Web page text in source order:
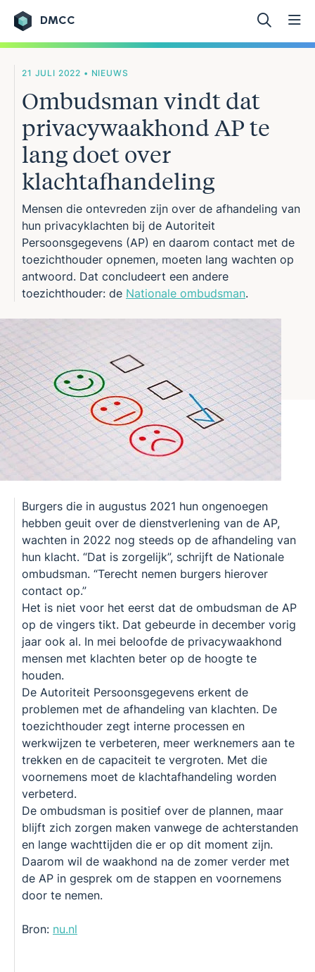
DMCC
21 JULI 2022 • NIEUWS
Ombudsman vindt dat
privacywaakhond AP te
lang doet over
klachtafhandeling
Mensen die ontevreden zijn over de afhandeling van
hun privacyklachten bij de Autoriteit
Persoonsgegevens (AP) en daarom contact met de
toezichthouder opnemen, moeten lang wachten op
antwoord. Dat concludeert een andere
toezichthouder: de Nationale ombudsman.
Burgers die in augustus 2021 hun ongenoegen
hebben geuit over de dienstverlening van de AP,
wachten in 2022 nog steeds op de afhandeling van
hun klacht. “Dat is zorgelijk”, schrijft de Nationale
ombudsman. “Terecht nemen burgers hierover
contact op.”
Het is niet voor het eerst dat de ombudsman de AP
op de vingers tikt. Dat gebeurde in december vorig
jaar ook al. In mei beloofde de privacywaakhond
mensen met klachten beter op de hoogte te
houden.
De Autoriteit Persoonsgegevens erkent de
problemen met de afhandeling van klachten. De
toezichthouder zegt interne processen en
werkwijzen te verbeteren, meer werknemers aan te
trekken en de capaciteit te vergroten. Met die
voornemens moet de klachtafhandeling worden
verbeterd.
De ombudsman is positief over de plannen, maar
blijft zich zorgen maken vanwege de achterstanden
en lange wachttijden die er op dit moment zijn.
Daarom wil de waakhond na de zomer verder met
de AP in gesprek om de stappen en voornemens
door te nemen.
Bron: nu.nl